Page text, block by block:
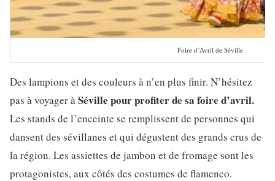
Foire d’Avril de Séville
Des lampions et des couleurs à n’en plus finir. N’hésitez
pas à voyager àSéville pour profiter de sa foire d’avril.
Les stands de l’enceinte se remplissent de personnes qui
dansent des sévillanes et qui dégustent des grands crus de
la région. Les assiettes de jambon et de fromage sont les
protagonistes, aux côtés des costumes de flamenco.